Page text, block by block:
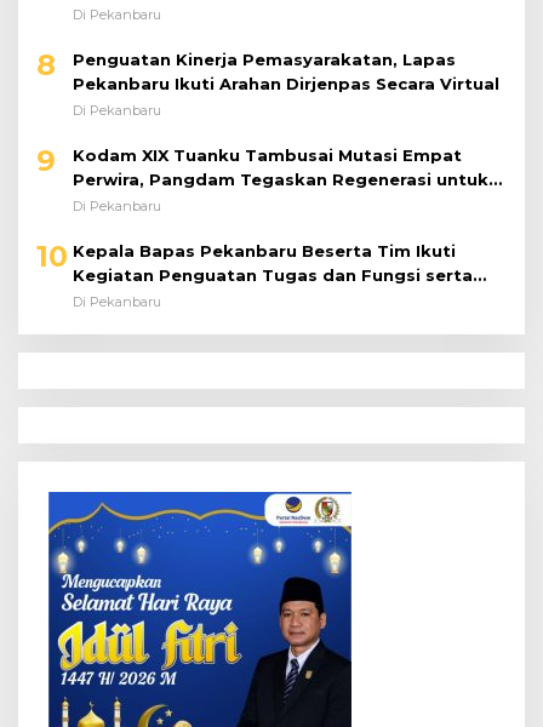
Bantu Pengendara
Di Pekanbaru
8
Penguatan Kinerja Pemasyarakatan, Lapas
Pekanbaru Ikuti Arahan Dirjenpas Secara Virtual
Di Pekanbaru
9
Kodam XIX Tuanku Tambusai Mutasi Empat
Perwira, Pangdam Tegaskan Regenerasi untuk
Perkuat Kinerja Satuan
Di Pekanbaru
10 Kepala Bapas Pekanbaru Beserta Tim Ikuti
Kegiatan Penguatan Tugas dan Fungsi serta
Paparan Penempatan WBP ke Lapas Terbuka
Di Pekanbaru